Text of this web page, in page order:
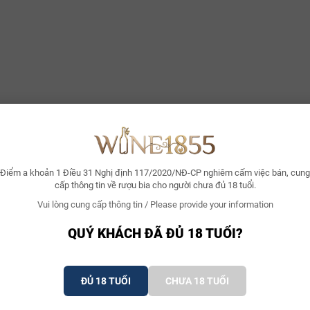
Điểm a khoản 1 Điều 31 Nghị định 117/2020/NĐ-CP nghiêm cấm việc bán, cung
cấp thông tin về rượu bia cho người chưa đủ 18 tuổi.
Vui lòng cung cấp thông tin / Please provide your information
QUÝ KHÁCH ĐÃ ĐỦ 18 TUỔI?
ĐỦ 18 TUỔI CHƯA 18 TUỔI
& Thổ nhưỡng
& Khí hậu
dải đồi xương sống Côte de Nuits thuộc Burgundy, các khu vườn của
Morey-Saint-Denis qua Chambolle-Musigny đến Vosne-
đi kèm mùa đông lạnh giá kéo dài. Sự chênh lệch nhiệt độ lớn giữa